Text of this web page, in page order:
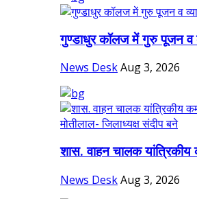
गुण्डाधुर कॉलज में गुरु पूजन व
News DeskAug 3, 2026
शास. वाहन चालक
News DeskAug 3, 2026